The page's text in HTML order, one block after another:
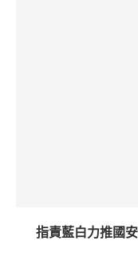
指責藍白力推國